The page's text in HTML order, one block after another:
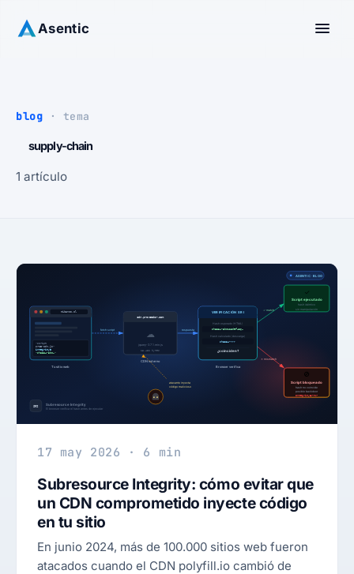
Asentic
blog · tema
supply-chain
1 artículo
17 may 2026 · 6 min
Subresource Integrity: cómo evitar que
un CDN comprometido inyecte código
en tu sitio
En junio 2024, más de 100.000 sitios web fueron
atacados cuando el CDN polyfill.io cambió de